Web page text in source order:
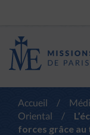
Accueil /
Oriental
/
forces grâce